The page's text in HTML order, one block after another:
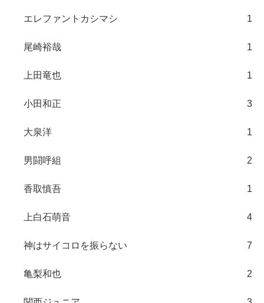
エレファントカシマシ 1
尾崎裕哉 1
上田竜也 1
小田和正 3
大泉洋 1
男闘呼組 2
香取慎吾 1
上白石萌音 4
神はサイコロを振らない 7
亀梨和也 2